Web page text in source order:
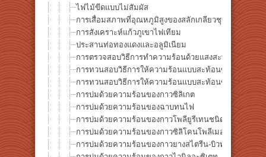
ไฟไม้ขีดแบบไม่สัมผัส
การเสื่อมสภาพที่อุณหภูมิสูงของสลักเกลียวชุบสังกะสี
การสังเคราะห์แก้วภูเขาไฟเทียม
ประสานท่อทองแดงและอลูมิเนียม
การตรวจสอบวิธีการทำความร้อนด้วยแสงสะท้อนซ้ำ -คว
การทวนสอบวิธีการให้ความร้อนแบบสะท้อนซ้ำ -ความแ
การทวนสอบวิธีการให้ความร้อนแบบสะท้อนซ้ำ -ความแ
การบ่มด้วยความร้อนของกาวซิลิเกต
การบ่มด้วยความร้อนของฉาบทนไฟ
การบ่มด้วยความร้อนของกาวโพลียูรีเทนชนิดพิเศษ
การบ่มด้วยความร้อนของกาวซิลิโคนโพลีเมอร์ดัดแปลงพิเ
การบ่มด้วยความร้อนของกาวยางสไตรีน-บิวทาไดอีน